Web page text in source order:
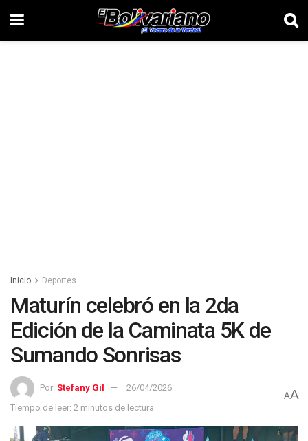
Inicio Deportes
Maturín celebró en la 2da
Edición de la Caminata 5K de
Sumando Sonrisas
Por: Stefany Gil
26/04/2026
Tiempo de leer: 2 minutos de lectura
AA